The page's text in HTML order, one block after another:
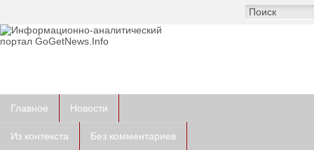
Главное Новости
Из контекста Без комментариев